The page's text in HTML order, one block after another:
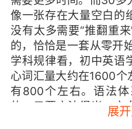
像一张存在大量空白的
没有太多需要“推翻重
的，恰恰是一套从零开
学科规律看，初中英语
心词汇量大约在1600个
有800个左右。语法
的。只要方法得当，方
集中的时间内补上关键
展